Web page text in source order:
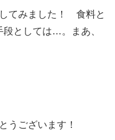
てみました！ 食料と
としては…。まあ、
うございます！